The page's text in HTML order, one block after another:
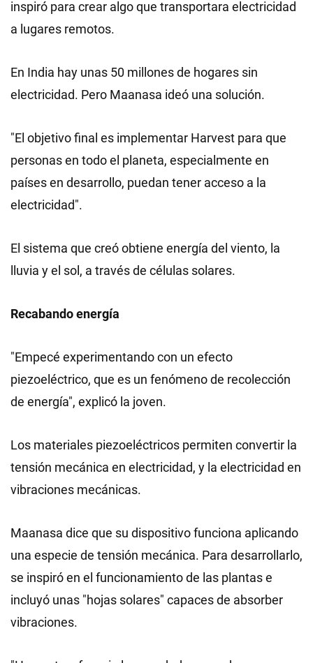
inspiró para crear algo que transportara electricidad
a lugares remotos.
En India hay unas 50 millones de hogares sin
electricidad. Pero Maanasa ideó una solución.
"El objetivo final es implementar Harvest para que
personas en todo el planeta, especialmente en
países en desarrollo, puedan tener acceso a la
electricidad".
El sistema que creó obtiene energía del viento, la
lluvia y el sol, a través de células solares.
Recabando energía
"Empecé experimentando con un efecto
piezoeléctrico, que es un fenómeno de recolección
de energía", explicó la joven.
Los materiales piezoeléctricos permiten convertir la
tensión mecánica en electricidad, y la electricidad en
vibraciones mecánicas.
Maanasa dice que su dispositivo funciona aplicando
una especie de tensión mecánica. Para desarrollarlo,
se inspiró en el funcionamiento de las plantas e
incluyó unas "hojas solares" capaces de absorber
vibraciones.